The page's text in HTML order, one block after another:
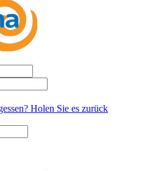
Holen Sie es zurück